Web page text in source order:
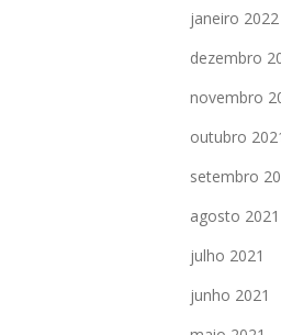
janeiro 2022
dezembro
novembro
outubro
setembro
agosto 2021
julho 2021
junho 2021